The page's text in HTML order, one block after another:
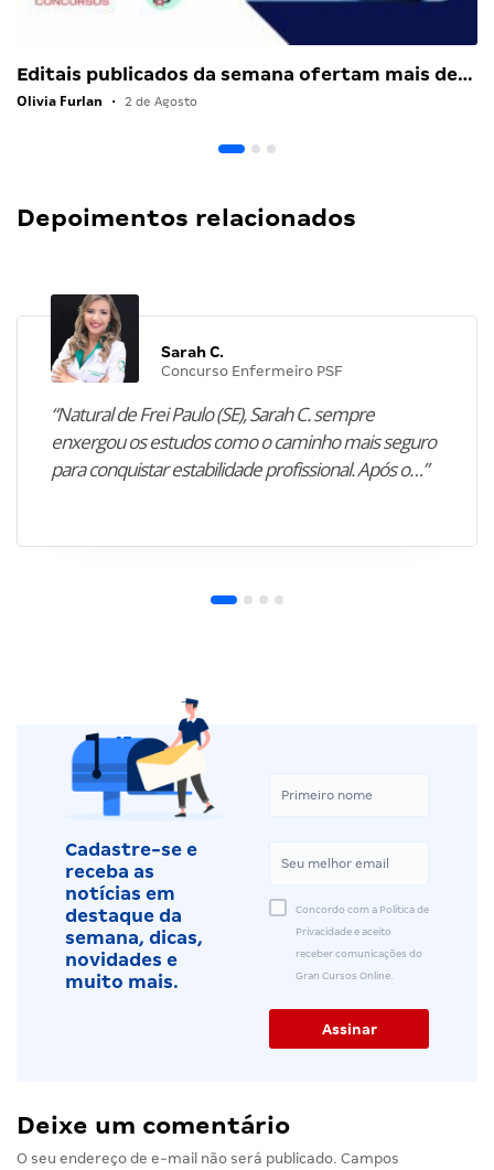
Editais publicados da semana ofertam mais de…
Olivia Furlan • 2 de Agosto
Depoimentos relacionados
Sarah C.
Concurso Enfermeiro PSF
“Natural de Frei Paulo (SE), Sarah C. sempre
enxergou os estudos como o caminho mais seguro
para conquistar estabilidade profissional. Após o…”
Cadastre-se e
receba as
notícias em
destaque da
semana, dicas,
novidades e
muito mais.
Concordo com a Política de
Privacidade e aceito
receber comunicações do
Gran Cursos Online.
Deixe um comentário
O seu endereço de e-mail não será publicado. Campos